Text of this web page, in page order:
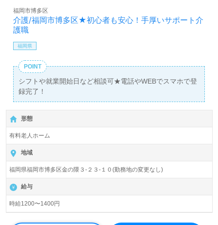
介護/福岡市博多区★初心者も安心！手厚いサポート介
護職
福岡市博多区
福岡県
POINT
シフトや就業開始日など相談可★電話やWEBでスマホで登
録完了！
形態
有料老人ホーム
地域
福岡県福岡市博多区金の隈３-２３-１０(勤務地の変更なし)
給与
時給1200〜1400円